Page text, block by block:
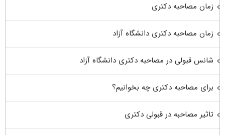
زمان مصاحبه دکتری
زمان مصاحبه دکتری دانشگاه آزاد
شانس قبولی در مصاحبه دکتری دانشگاه آزاد
برای مصاحبه دکتری چه بخوانیم؟
تاثیر مصاحبه در قبولی دکتری